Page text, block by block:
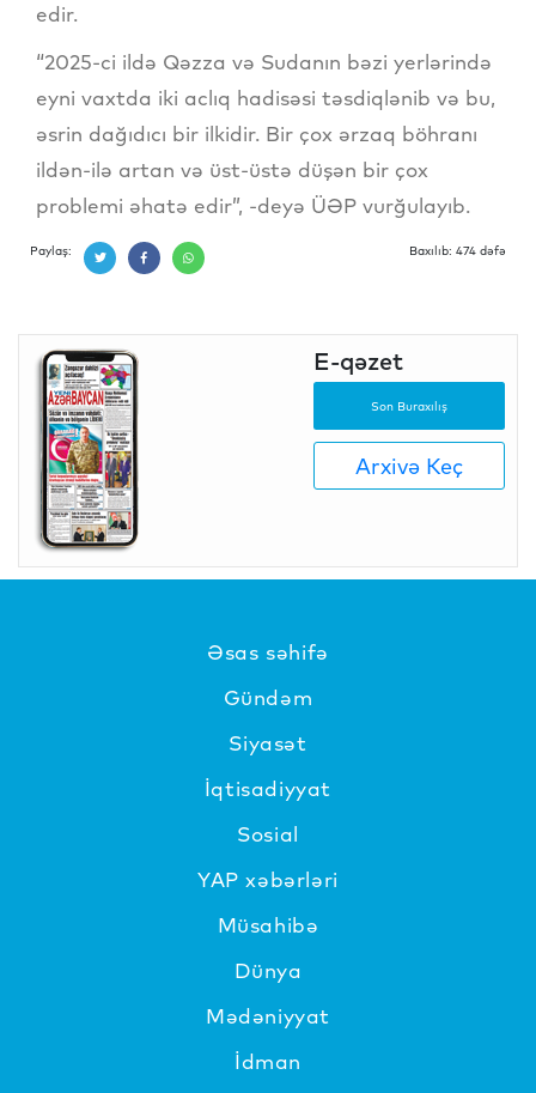
edir.
“2025-ci ildə Qəzza və Sudanın bəzi yerlərində
eyni vaxtda iki aclıq hadisəsi təsdiqlənib və bu,
əsrin dağıdıcı bir ilkidir. Bir çox ərzaq böhranı
ildən-ilə artan və üst-üstə düşən bir çox
problemi əhatə edir”, -deyə ÜƏP vurğulayıb.
Paylaş: Baxılıb: 474 dəfə
E-qəzet
Son Buraxılış
Arxivə Keç
Əsas səhifə
Gündəm
Siyasət
İqtisadiyyat
Sosial
YAP xəbərləri
Müsahibə
Dünya
Mədəniyyat
İdman